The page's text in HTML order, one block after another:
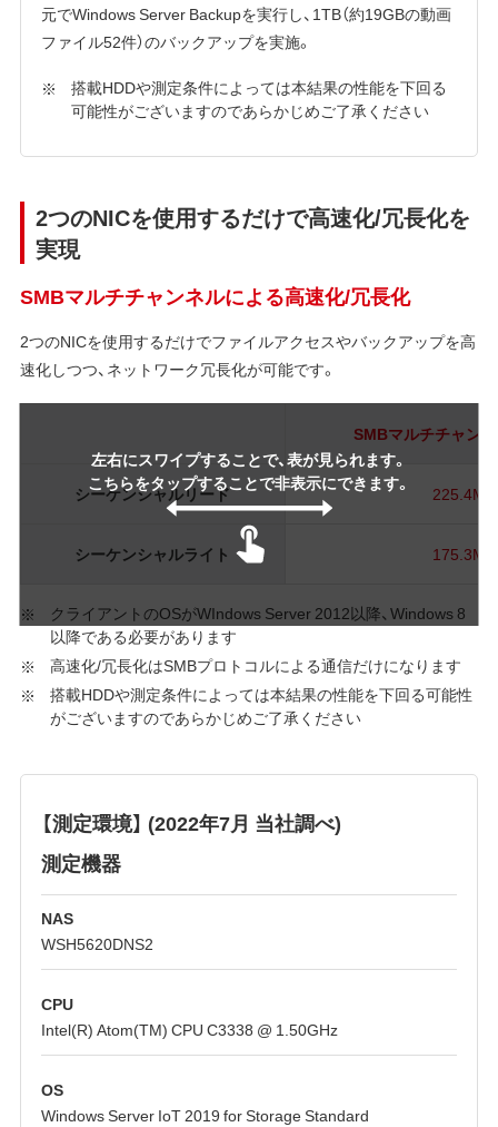
元でWindows Server Backupを実行し、1TB（約19GBの動画
ファイル52件）のバックアップを実施。
搭載HDDや測定条件によっては本結果の性能を下回る
可能性がございますのであらかじめご了承ください
2つのNICを使用するだけで高速化/冗長化を
実現
SMBマルチチャンネルによる高速化/冗長化
2つのNICを使用するだけでファイルアクセスやバックアップを高
速化しつつ、ネットワーク冗長化が可能です。
左右にスワイプすることで、表が見られます。
こちらをタップすることで非表示にできます。
SMBマルチチャンネ
シーケンシャルリード
シーケンシャルライト
クライアントのOSがWIndows Server 2012以降、Windows 8
以降である必要があります
高速化/冗長化はSMBプロトコルによる通信だけになります
搭載HDDや測定条件によっては本結果の性能を下回る可能性
がございますのであらかじめご了承ください
【測定環境】 (2022年7月 当社調べ)
測定機器
NAS
WSH5620DNS2
CPU
Intel(R) Atom(TM) CPU C3338 @ 1.50GHz
OS
Windows Server IoT 2019 for Storage Standard